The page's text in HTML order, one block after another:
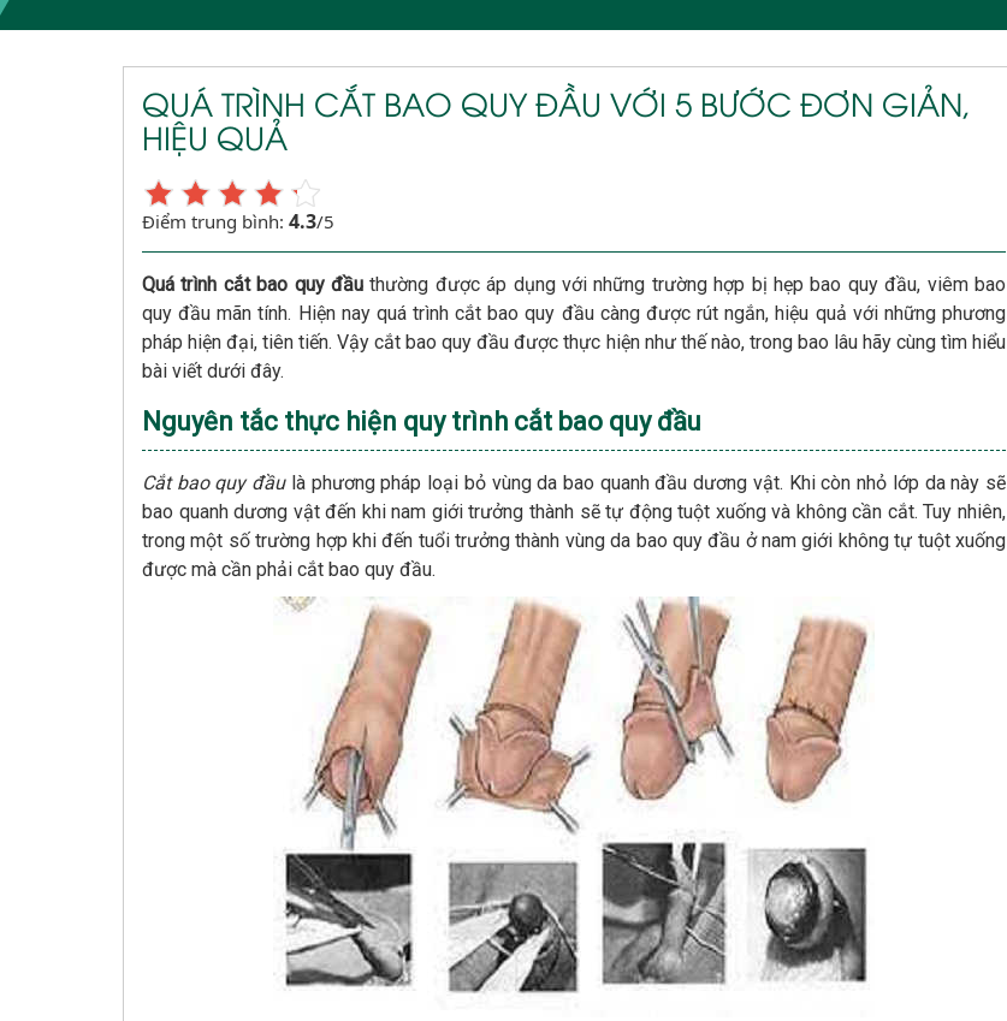
QUÁ TRÌNH CẮT BAO QUY ĐẦU VỚI 5 BƯỚC ĐƠN GIẢN,
HIỆU QUẢ
Điểm trung bình: 4.3/5
Quá trình cắt bao quy đầu thường được áp dụng với những trường hợp bị hẹp bao quy đầu, viêm bao
quy đầu mãn tính. Hiện nay quá trình cắt bao quy đầu càng được rút ngắn, hiệu quả với những phương
pháp hiện đại, tiên tiến. Vậy cắt bao quy đầu được thực hiện như thế nào, trong bao lâu hãy cùng tìm hiểu
bài viết dưới đây.
Nguyên tắc thực hiện quy trình cắt bao quy đầu
Cắt bao quy đầulà phương pháp loại bỏ vùng da bao quanh đầu dương vật. Khi còn nhỏ lớp da này sẽ
bao quanh dương vật đến khi nam giới trưởng thành sẽ tự động tuột xuống và không cần cắt. Tuy nhiên,
trong một số trường hợp khi đến tuổi trưởng thành vùng da bao quy đầu ở nam giới không tự tuột xuống
được mà cần phải cắt bao quy đầu.